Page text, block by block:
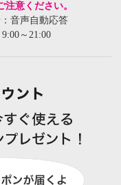
意ください。
音声自動応答
～21:00